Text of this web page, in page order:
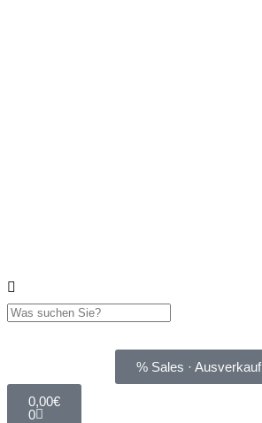
% Sales · Ausverkauf
0,00€
0